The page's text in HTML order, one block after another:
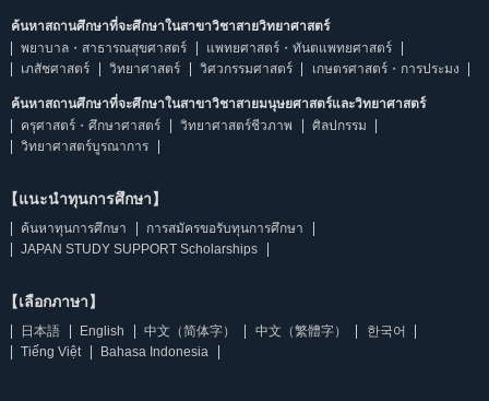
ค้นหาสถานศึกษาที่จะศึกษาในสาขาวิชาสายวิทยาศาสตร์
พยาบาล・สาธารณสุขศาสตร์
แพทยศาสตร์・ทันตแพทยศาสตร์
เภสัชศาสตร์
วิทยาศาสตร์ วิศวกรรมศาสตร์ เกษตรศาสตร์・การประมง
ค้นหาสถานศึกษาที่จะศึกษาในสาขาวิชาสายมนุษยศาสตร์และวิทยาศาสตร์
ครุศาสตร์・ศึกษาศาสตร์
วิทยาศาสตร์ชีวภาพ
ศิลปกรรม
วิทยาศาสตร์บูรณาการ
【แนะนำทุนการศึกษา】
ค้นหาทุนการศึกษา
การสมัครขอรับทุนการศึกษา
JAPAN STUDY SUPPORT Scholarships
【เลือกภาษา】
日本語 English 中文（简体字） 中文（繁體字）
한국어
Tiếng Việt
Bahasa Indonesia